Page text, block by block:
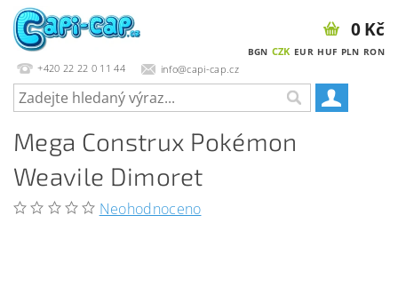
+420 22 22 0 11 44 info@capi-cap.cz
BGN CZK EUR HUF PLN RON
0 Kč
Mega Construx Pokémon
Weavile Dimoret
Neohodnoceno